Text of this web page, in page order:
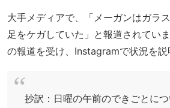
大手メディアで、「メーガンはガラ
足をケガしていた」と報道されてい
の報道を受け、Instagramで状況を説
抄訳：日曜の午前のできごとに